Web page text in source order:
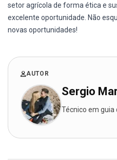
setor agrícola de forma ética e
excelente oportunidade. Não
novas oportunidades!
AUTOR
Sergio
Técnico em guia